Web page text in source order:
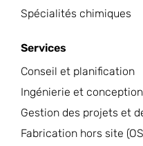
Spécialités chimiques
Services
Conseil et planification
Ingénierie et conception
Gestion des projets et
Fabrication hors site